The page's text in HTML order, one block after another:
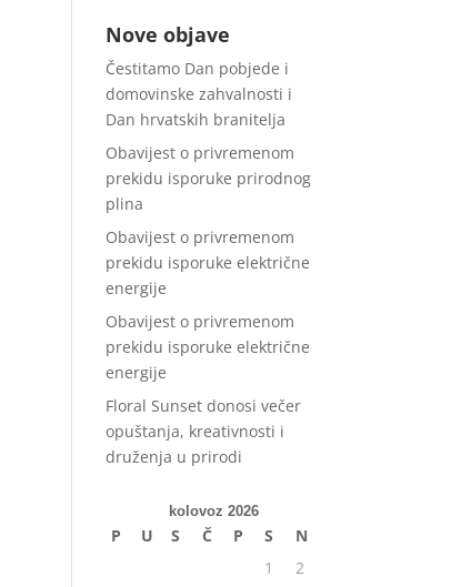
Nove objave
Čestitamo Dan pobjede i
domovinske zahvalnosti i
Dan hrvatskih branitelja
Obavijest o privremenom
prekidu isporuke prirodnog
plina
Obavijest o privremenom
prekidu isporuke električne
energije
Obavijest o privremenom
prekidu isporuke električne
energije
Floral Sunset donosi večer
opuštanja, kreativnosti i
druženja u prirodi
kolovoz 2026
P U S Č P S
N
1
2